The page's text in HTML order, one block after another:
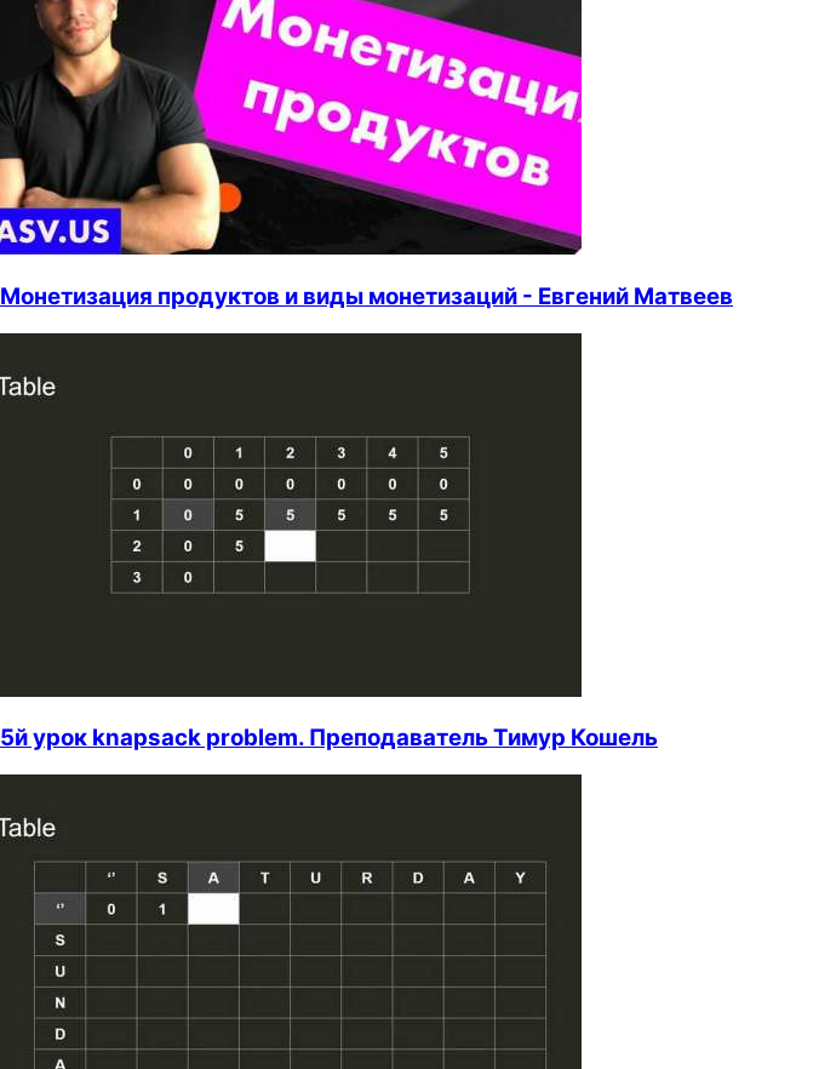
Монетизация продуктов и виды монетизаций - Евгений Матвеев
5й урок knapsack problem. Преподаватель Тимур Кошель